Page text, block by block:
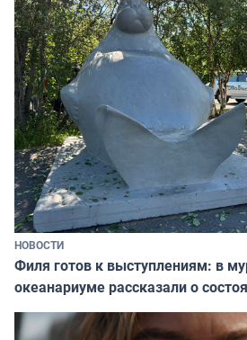
НОВОСТИ
Филя готов к выступлениям: в
океанариуме рассказали о